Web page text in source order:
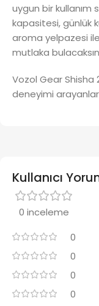
uygun bir kullanım
kapasitesi, günlük
aroma yelpazesi
mutlaka
Vozol Gear Shisha
deneyimi
Kullanıcı
0 inceleme
0
0
0
0